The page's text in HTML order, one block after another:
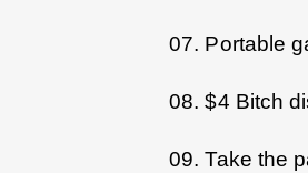
07. Portable
08. $4 Bitch
09. Take the